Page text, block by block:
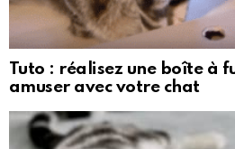
Tuto : réalisez une boîte à
amuser avec votre chat